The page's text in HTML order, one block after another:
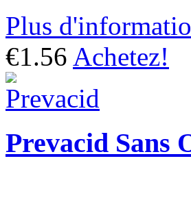
Plus
€1.56 Achetez!
Prevacid Sans